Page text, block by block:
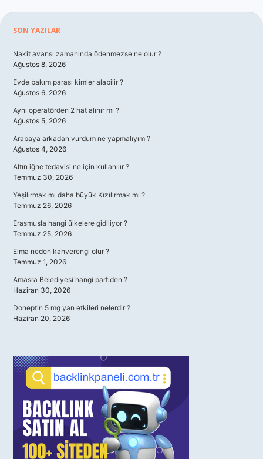
Sidebar
SON YAZILAR
Nakit avansı zamanında ödenmezse ne olur ?
Ağustos 8, 2026
Evde bakım parası kimler alabilir ?
Ağustos 6, 2026
Aynı operatörden 2 hat alınır mı ?
Ağustos 5, 2026
Arabaya arkadan vurdum ne yapmalıyım ?
Ağustos 4, 2026
Altın iğne tedavisi ne için kullanılır ?
Temmuz 30, 2026
Yeşilırmak mı daha büyük Kızılırmak mı ?
Temmuz 26, 2026
Erasmusla hangi ülkelere gidiliyor ?
Temmuz 25, 2026
Elma neden kahverengi olur ?
Temmuz 1, 2026
Amasra Belediyesi hangi partiden ?
Haziran 30, 2026
Doneptin 5 mg yan etkileri nelerdir ?
Haziran 20, 2026